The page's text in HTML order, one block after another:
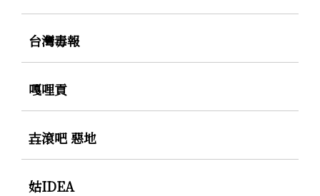
台灣毒報
嘎哩貢
壵滾吧 惡地
姑IDEA